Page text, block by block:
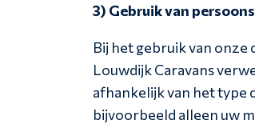
3) Gebruik van
Bij het gebruik van onze
Louwdijk Caravans
afhankelijk van het type
bijvoorbeeld alleen uw